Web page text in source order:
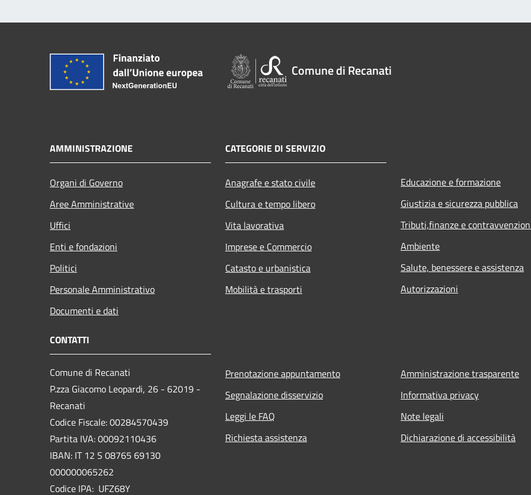
Comune di Recanati
AMMINISTRAZIONE
Organi di Governo
Aree Amministrative
Uffici
Enti e fondazioni
Politici
Personale Amministrativo
Documenti e dati
CATEGORIE DI SERVIZIO
Anagrafe e stato civile
Cultura e tempo libero
Vita lavorativa
Imprese e Commercio
Catasto e urbanistica
Mobilità e trasporti
Educazione e formazione
Giustizia e sicurezza pubblica
Tributi,finanze e
Ambiente
Salute, benessere e assistenza
Autorizzazioni
CONTATTI
Comune di Recanati
P.zza Giacomo Leopardi, 26 - 62019 -
Recanati
Codice Fiscale: 00284570439
Partita IVA: 00092110436
IBAN: IT 12 S 08765 69130
000000065262
Codice IPA: UFZ68Y
Prenotazione appuntamento
Segnalazione disservizio
Leggi le FAQ
Richiesta assistenza
Amministrazione trasparente
Informativa privacy
Note legali
Dichiarazione di accessibilità